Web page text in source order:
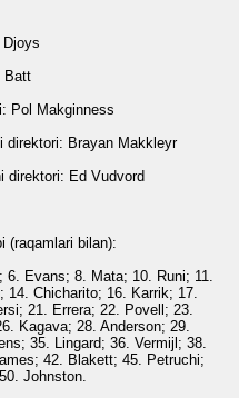
Djoys
Batt
Pol Makginness
direktori: Brayan Makkleyr
direktori: Ed Vudvord
(raqamlari bilan):
Evans; 8. Mata; 10. Runi; 11.
14. Chicharito; 16. Karrik; 17.
21. Errera; 22. Povell; 23.
Kagava; 28. Anderson; 29.
35. Lingard; 36. Vermijl; 38.
42. Blakett; 45. Petruchi;
Johnston.